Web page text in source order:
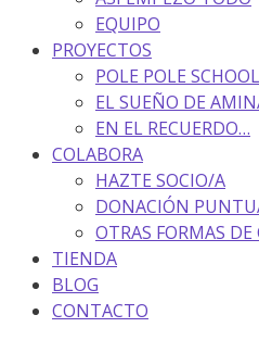
EQUIPO
PROYECTOS
POLE POLE SCHOOL
EL SUEÑO DE
EN EL RECUERDO…
COLABORA
HAZTE SOCIO/A
DONACIÓN
OTRAS FORMAS DE
TIENDA
BLOG
CONTACTO